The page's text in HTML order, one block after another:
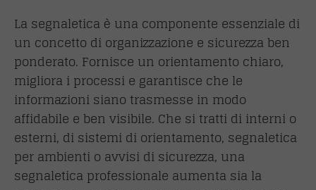
La segnaletica è una componente essenziale di
un concetto di organizzazione e sicurezza ben
ponderato. Fornisce un orientamento chiaro,
migliora i processi e garantisce che le
informazioni siano trasmesse in modo
affidabile e ben visibile. Che si tratti di interni o
esterni, di sistemi di orientamento, segnaletica
per ambienti o avvisi di sicurezza, una
segnaletica professionale aumenta sia la